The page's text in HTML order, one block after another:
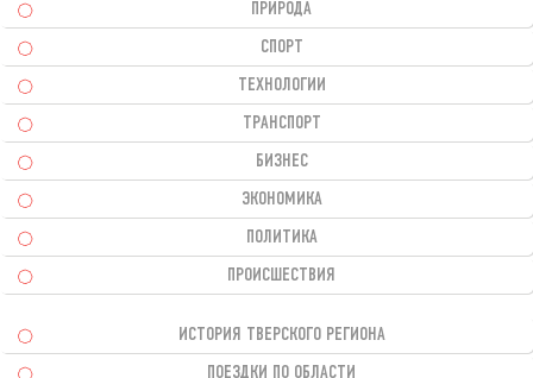
ПРИРОДА
СПОРТ
ТЕХНОЛОГИИ
ТРАНСПОРТ
БИЗНЕС
ЭКОНОМИКА
ПОЛИТИКА
ПРОИСШЕСТВИЯ
ИСТОРИЯ ТВЕРСКОГО РЕГИОНА
ПОЕЗДКИ ПО ОБЛАСТИ